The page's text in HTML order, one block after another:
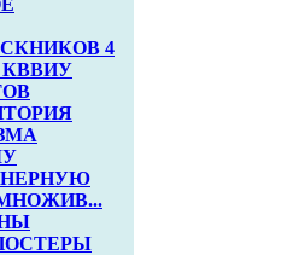
4